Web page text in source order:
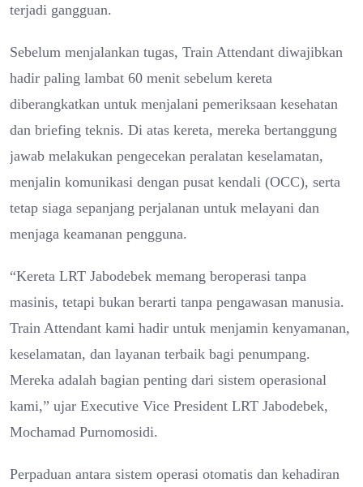
terjadi gangguan.
Sebelum menjalankan tugas, Train Attendant diwajibkan
hadir paling lambat 60 menit sebelum kereta
diberangkatkan untuk menjalani pemeriksaan kesehatan
dan briefing teknis. Di atas kereta, mereka bertanggung
jawab melakukan pengecekan peralatan keselamatan,
menjalin komunikasi dengan pusat kendali (OCC), serta
tetap siaga sepanjang perjalanan untuk melayani dan
menjaga keamanan pengguna.
“Kereta LRT Jabodebek memang beroperasi tanpa
masinis, tetapi bukan berarti tanpa pengawasan manusia.
Train Attendant kami hadir untuk menjamin kenyamanan,
keselamatan, dan layanan terbaik bagi penumpang.
Mereka adalah bagian penting dari sistem operasional
kami,” ujar Executive Vice President LRT Jabodebek,
Mochamad Purnomosidi.
Perpaduan antara sistem operasi otomatis dan kehadiran